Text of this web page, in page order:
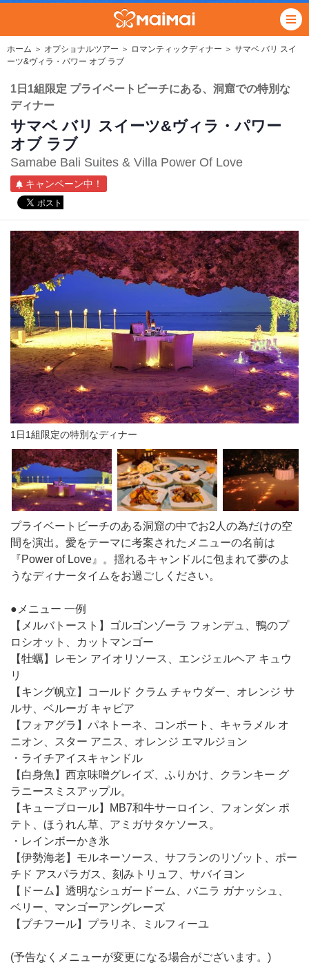
ホーム ＞ オプショナルツアー ＞ ロマンティックディナー ＞ サマベ バリ スイ
ーツ&ヴィラ・パワー オブ ラブ
1日1組限定 プライベートビーチにある、洞窟での特別な
ディナー
サマベ バリ スイーツ&ヴィラ・パワー
オブ ラブ
Samabe Bali Suites & Villa Power Of Love
キャンペーン中！
1日1組限定の特別なディナー
プライベートビーチのある洞窟の中でお2人の為だけの空
間を演出。愛をテーマに考案されたメニューの名前は
『Power of Love』。揺れるキャンドルに包まれて夢のよ
うなディナータイムをお過ごしください。
●メニュー 一例
【メルバトースト】ゴルゴンゾーラ フォンデュ、鴨のプ
ロシオット、カットマンゴー
【牡蠣】レモン アイオリソース、エンジェルヘア キュウ
リ
【キング帆立】コールド クラム チャウダー、オレンジ サ
ルサ、ベルーガ キャビア
【フォアグラ】パネトーネ、コンポート、キャラメル オ
ニオン、スター アニス、オレンジ エマルジョン
・ライチアイスキャンドル
【白身魚】西京味噌グレイズ、ふりかけ、クランキー グ
ラニースミスアップル。
【キューブロール】MB7和牛サーロイン、フォンダン ポ
テト、ほうれん草、アミガサタケソース。
・レインボーかき氷
【伊勢海老】モルネーソース、サフランのリゾット、ポー
チド アスパラガス、刻みトリュフ、サバイヨン
【ドーム】透明なシュガードーム、バニラ ガナッシュ、
ベリー、マンゴーアングレーズ
【プチフール】プラリネ、ミルフィーユ
(予告なくメニューが変更になる場合がございます。)